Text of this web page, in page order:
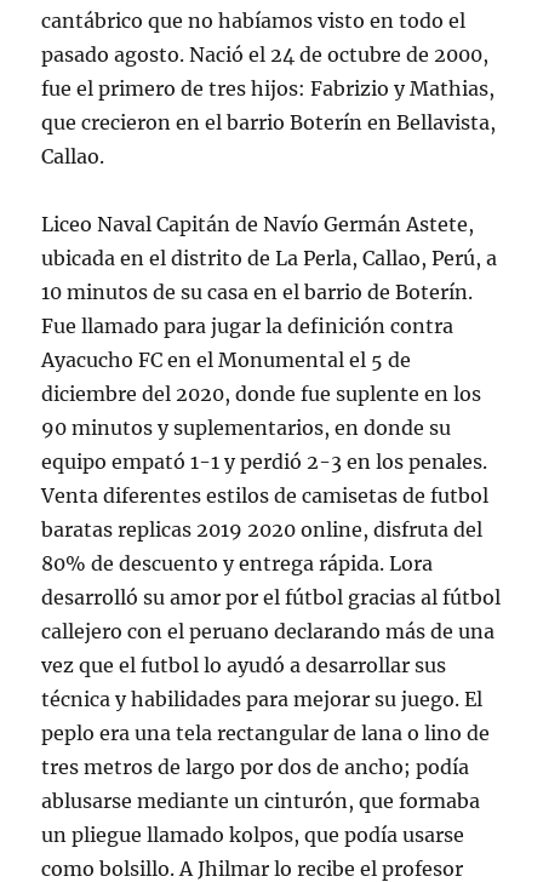
cantábrico que no habíamos visto en todo el
pasado agosto. Nació el 24 de octubre de 2000,
fue el primero de tres hijos: Fabrizio y Mathias,
que crecieron en el barrio Boterín en Bellavista,
Callao.
Liceo Naval Capitán de Navío Germán Astete,
ubicada en el distrito de La Perla, Callao, Perú, a
10 minutos de su casa en el barrio de Boterín.
Fue llamado para jugar la definición contra
Ayacucho FC en el Monumental el 5 de
diciembre del 2020, donde fue suplente en los
90 minutos y suplementarios, en donde su
equipo empató 1-1 y perdió 2-3 en los penales.
Venta diferentes estilos de camisetas de futbol
baratas replicas 2019 2020 online, disfruta del
80% de descuento y entrega rápida. Lora
desarrolló su amor por el fútbol gracias al fútbol
callejero con el peruano declarando más de una
vez que el futbol lo ayudó a desarrollar sus
técnica y habilidades para mejorar su juego. El
peplo era una tela rectangular de lana o lino de
tres metros de largo por dos de ancho; podía
ablusarse mediante un cinturón, que formaba
un pliegue llamado kolpos, que podía usarse
como bolsillo. A Jhilmar lo recibe el profesor